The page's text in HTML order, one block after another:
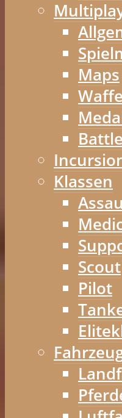
Maps
Klassen
Scout
Pilot